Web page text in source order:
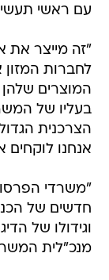
עם ראשי
"זה מייצר את
לחברות
המוצרים שלהן
בעליו של
הצרכנית
אנחנו
"משרדי
חדשים של
וגידולו של
מנכ"לית